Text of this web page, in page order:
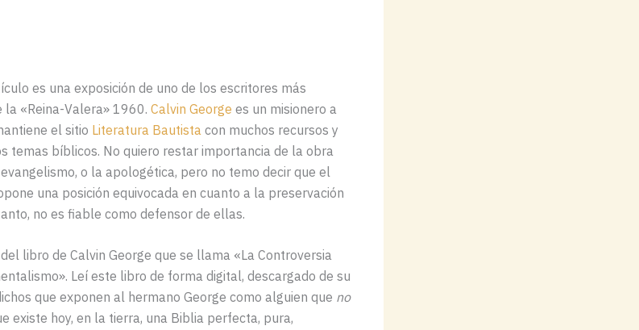
es una exposición de uno de los escritores más
la «Reina-Valera» 1960. Calvin George es un misionero a
el sitio Literatura Bautista con muchos recursos y
temas bíblicos. No quiero restar importancia de la obra
o la apologética, pero no temo decir que el
una posición equivocada en cuanto a la preservación
no es fiable como defensor de ellas.
libro de Calvin George que se llama «La Controversia
Leí este libro de forma digital, descargado de su
que exponen al hermano George como alguien que no
existe hoy, en la tierra, una Biblia perfecta, pura,